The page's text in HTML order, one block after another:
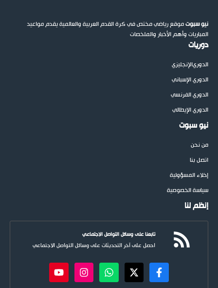
نيو سبوتموقع رياضي مختص في كرة القدم العربية والعالمية يقدم مواعيد
المباريات وأهم الأخبار والملخصات
دوريات
الدوريالإنجليزي
الدوري الإسباني
الدوري الفرنسي
الدوري الإيطالي
نيو سبوت
من نحن
اتصل بنا
إخلاء المسؤولية
سياسة الخصوصية
إنظم لنا
تابعنا على وسائل التواصل الاجتماعي
احصل على آخر التحديثات على وسائل التواصل الاجتماعي